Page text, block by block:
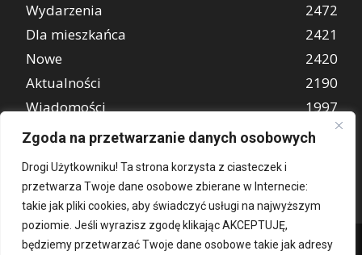
Zgoda na przetwarzanie danych osobowych
Drogi Użytkowniku! Ta strona korzysta z ciasteczek i
przetwarza Twoje dane osobowe zbierane w Internecie:
takie jak pliki cookies, aby świadczyć usługi na najwyższym
poziomie. Jeśli wyrazisz zgodę klikając AKCEPTUJĘ,
będziemy przetwarzać Twoje dane osobowe takie jak adresy
Wydarzenia
2472
Dla mieszkańca
2421
Nowe
2420
Aktualności
2190
Wiadomości
1997
REKLAMA
849